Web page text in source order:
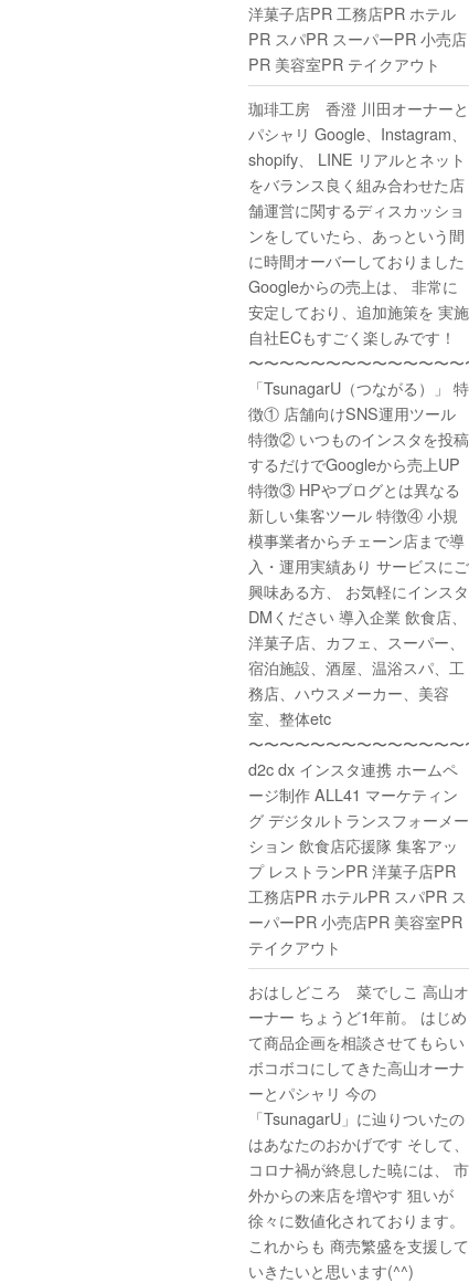
洋菓子店PR 工務店PR ホテル
PR スパPR スーパーPR 小売店
PR 美容室PR テイクアウト
珈琲工房 香澄 川田オーナーと
パシャリ Google、Instagram、
shopify、 LINE リアルとネット
をバランス良く組み合わせた店
舗運営に関するディスカッショ
ンをしていたら、あっという間
に時間オーバーしておりました
Googleからの売上は、 非常に
安定しており、追加施策を 実施
自社ECもすごく楽しみです！
〜〜〜〜〜〜〜〜〜〜〜〜〜
「TsunagarU（つながる）」 特
徴① 店舗向けSNS運用ツール
特徴② いつものインスタを投稿
するだけでGoogleから売上UP
特徴③ HPやブログとは異なる
新しい集客ツール 特徴④ 小規
模事業者からチェーン店まで導
入・運用実績あり サービスにご
興味ある方、 お気軽にインスタ
DMください 導入企業 飲食店、
洋菓子店、カフェ、スーパー、
宿泊施設、酒屋、温浴スパ、工
務店、ハウスメーカー、美容
室、整体etc
〜〜〜〜〜〜〜〜〜〜〜〜〜
d2c dx インスタ連携 ホームペ
ージ制作 ALL41 マーケティン
グ デジタルトランスフォーメー
ション 飲食店応援隊 集客アッ
プ レストランPR 洋菓子店PR
工務店PR ホテルPR スパPR ス
ーパーPR 小売店PR 美容室PR
テイクアウト
おはしどころ 菜でしこ 高山オ
ーナー ちょうど1年前。 はじめ
て商品企画を相談させてもらい
ボコボコにしてきた高山オーナ
ーとパシャリ 今の
「TsunagarU」に辿りついたの
はあなたのおかげです そして、
コロナ禍が終息した暁には、 市
外からの来店を増やす️ 狙いが
徐々に数値化されております。
これからも 商売繁盛を支援して
いきたいと思います(^^)